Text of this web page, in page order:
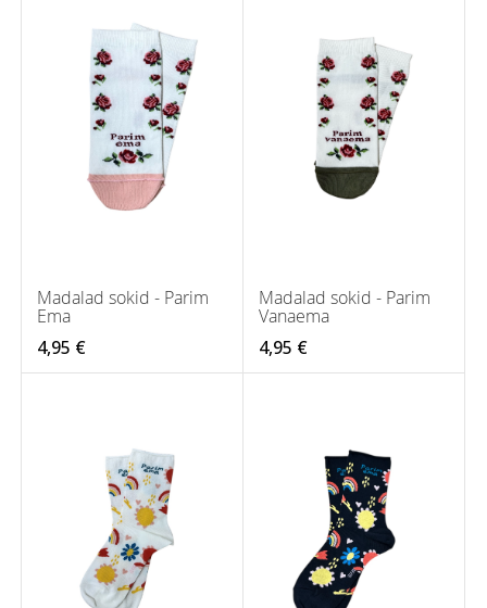
Madalad sokid - Parim
Ema
4,95 €
Madalad sokid - Parim
Vanaema
4,95 €